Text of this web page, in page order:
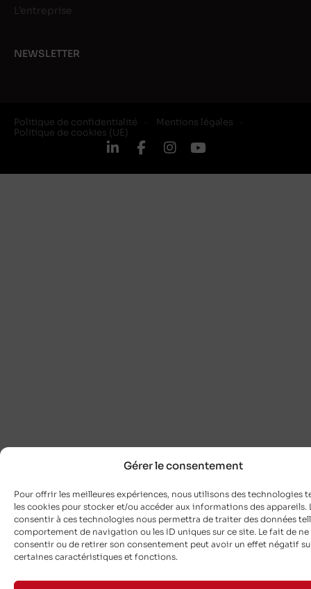
Gérer le consentement
Pour offrir les meilleures expériences, nous utilisons des technologies
les cookies pour stocker et/ou accéder aux informations des appareils.
consentir à ces technologies nous permettra de traiter des données
comportement de navigation ou les ID uniques sur ce site. Le fait de ne
consentir ou de retirer son consentement peut avoir un effet négatif
certaines caractéristiques et fonctions.
L’entreprise
NEWSLETTER
Politique de confidentialité
Mentions légales
Politique de cookies (UE)